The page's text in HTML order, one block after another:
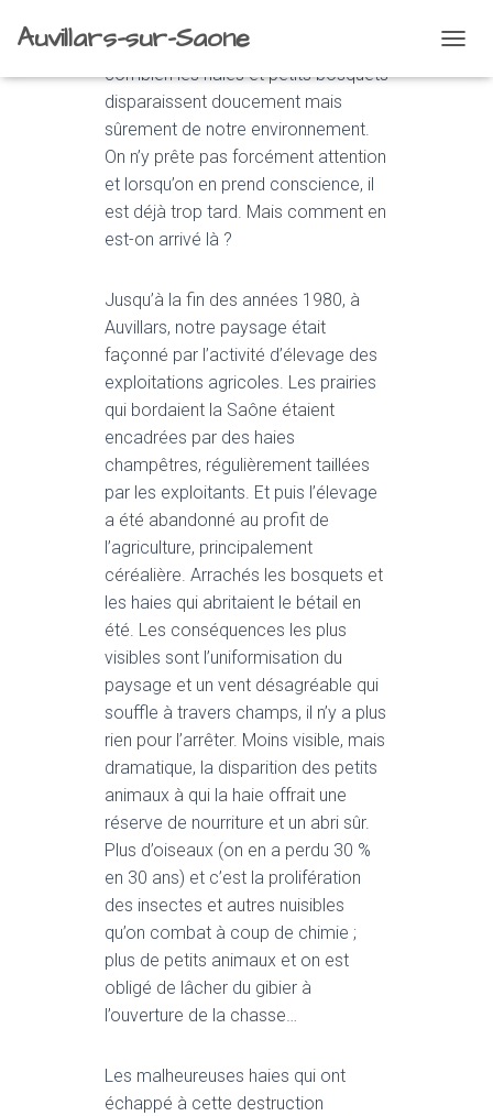
Auvillars-sur-Saone
U
C’est assez troublant de voir
combien les haies et petits bosquets
disparaissent doucement mais
sûrement de notre environnement.
On n’y prête pas forcément attention
et lorsqu’on en prend conscience, il
est déjà trop tard. Mais comment en
est-on arrivé là ?
Jusqu’à la fin des années 1980, à
Auvillars, notre paysage était
façonné par l’activité d’élevage des
exploitations agricoles. Les prairies
qui bordaient la Saône étaient
encadrées par des haies
champêtres, régulièrement taillées
par les exploitants. Et puis l’élevage
a été abandonné au profit de
l’agriculture, principalement
céréalière. Arrachés les bosquets et
les haies qui abritaient le bétail en
été. Les conséquences les plus
visibles sont l’uniformisation du
paysage et un vent désagréable qui
souffle à travers champs, il n’y a plus
rien pour l’arrêter. Moins visible, mais
dramatique, la disparition des petits
animaux à qui la haie offrait une
réserve de nourriture et un abri sûr.
Plus d’oiseaux (on en a perdu 30 %
en 30 ans) et c’est la prolifération
des insectes et autres nuisibles
qu’on combat à coup de chimie ;
plus de petits animaux et on est
obligé de lâcher du gibier à
l’ouverture de la chasse…
Les malheureuses haies qui ont
échappé à cette destruction